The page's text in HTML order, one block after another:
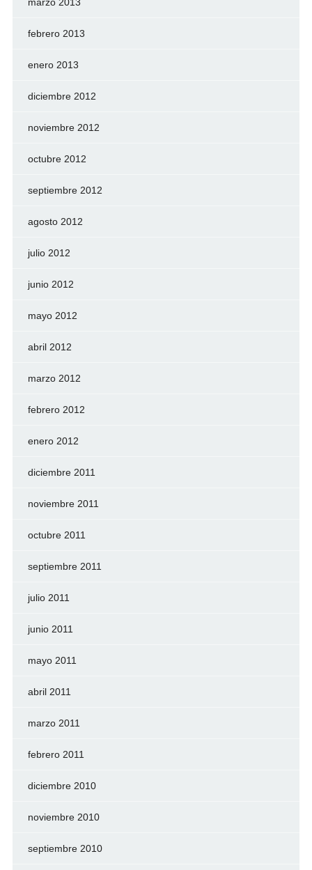
febrero 2013
enero 2013
diciembre 2012
noviembre 2012
octubre 2012
septiembre 2012
agosto 2012
julio 2012
junio 2012
mayo 2012
abril 2012
marzo 2012
febrero 2012
enero 2012
diciembre 2011
noviembre 2011
octubre 2011
septiembre 2011
julio 2011
junio 2011
mayo 2011
abril 2011
marzo 2011
febrero 2011
diciembre 2010
noviembre 2010
septiembre 2010